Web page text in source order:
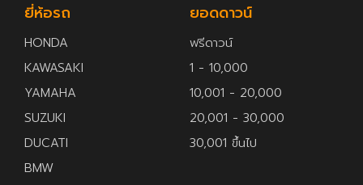
ยี่ห้อรถ
HONDA
KAWASAKI
YAMAHA
SUZUKI
DUCATI
BMW
ยอดดาวน์
ฟรีดาวน์
1 - 10,000
10,001 - 20,000
20,001 - 30,000
30,001 ขึ้นไป